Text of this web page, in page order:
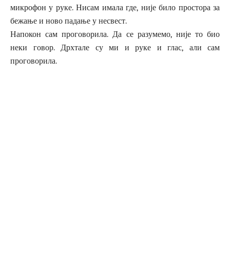
микрофон у руке. Нисам имала где, није било простора за
бежање и ново падање у несвест.
Напокон сам проговорила. Да се разумемо, није то био
неки говор. Дрхтале су ми и руке и глас, али сам
проговорила.